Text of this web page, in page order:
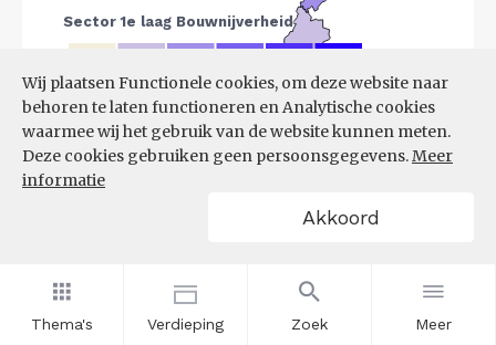
Thema's Verdieping Zoek Meer
Wij plaatsen Functionele cookies, om deze website naar
behoren te laten functioneren en Analytische cookies
waarmee wij het gebruik van de website kunnen meten.
Deze cookies gebruiken geen persoonsgegevens.Meer
informatie
Akkoord
Bron: LISA
VESTIGINGEN PER
GROOTTEKLASSE PER 10.000